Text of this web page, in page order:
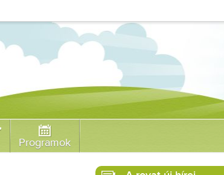
Programok